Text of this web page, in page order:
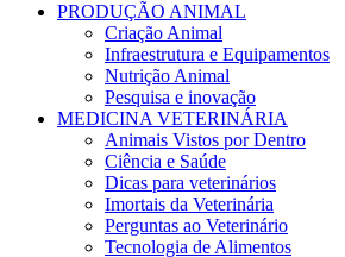
PRODUÇÃO ANIMAL
Criação Animal
Infraestrutura e Equipamentos
Nutrição Animal
Pesquisa e inovação
MEDICINA VETERINÁRIA
Animais Vistos por Dentro
Ciência e Saúde
Dicas para veterinários
Imortais da Veterinária
Perguntas ao Veterinário
Tecnologia de Alimentos